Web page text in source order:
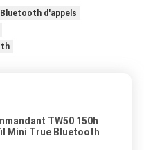
d'appels
TW50 150h
Mini True Bluetooth